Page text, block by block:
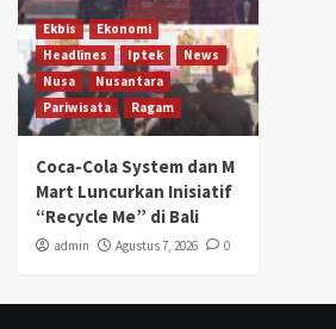
Ekbis
Ekonomi
Headlines
Iptek
News
Nusa
Nusantara
Pariwisata
Ragam
Coca-Cola System dan M
Mart Luncurkan Inisiatif
“Recycle Me” di Bali
admin Agustus 7, 2026 0